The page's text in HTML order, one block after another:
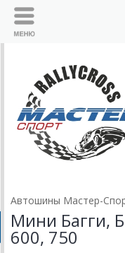
Автошины Мастер-
Мини Багги,
600, 750